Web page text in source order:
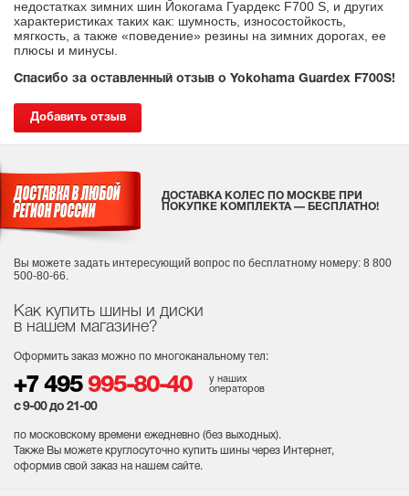
недостатках зимних шин Йокогама Гуардекс F700 S, и других
характеристиках таких как: шумность, износостойкость,
мягкость, а также «поведение» резины на зимних дорогах, ее
плюсы и минусы.
Спасибо за оставленный отзыв о Yokohama Guardex F700S!
Добавить отзыв
Как купить шины и диски
в нашем магазине?
Оформить заказ можно по многоканальному тел:
+7 495 995-80-40
у наших
операторов
с 9-00 до 21-00
по московскому времени ежедневно (без выходных).
Также Вы можете круглосуточно купить шины через Интернет,
оформив свой заказ на нашем сайте.
ДОСТАВКА КОЛЕС ПО МОСКВЕ ПРИ
ПОКУПКЕ КОМПЛЕКТА — БЕСПЛАТНО!
Вы можете задать интересующий вопрос по бесплатному номеру: 8 800
500-80-66.